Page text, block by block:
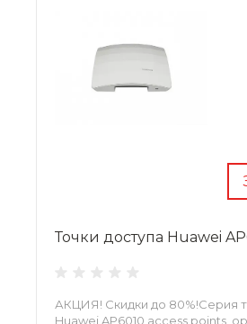
Точки доступа Huawei
АКЦИЯ! Скидки до 80%!Серия
Huawei AP6010 access points,